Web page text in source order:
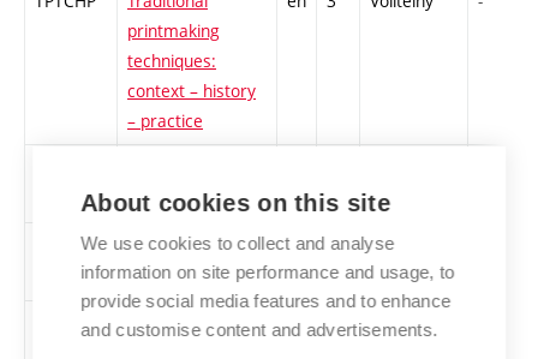
printmaking
techniques:
context – history
– practice
architektura
Umění
spolupráce
cs 3 Volitelný
Umění ve
cs 2 Volitelný
About cookies on this site
We use cookies to collect and analyse
information on site performance and usage, to
provide social media features and to enhance
and customise content and advertisements.